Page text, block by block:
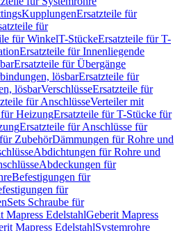
KupplungenErsatzteile für
für
für WinkelT-StückeErsatzteile für T-
Ersatzteile für Innenliegende
Ersatzteile für Übergänge
lösbarErsatzteile für
lösbarVerschlüsseErsatzteile für
für AnschlüsseVerteiler mit
HeizungErsatzteile für T-Stücke für
Ersatzteile für Anschlüsse für
ZubehörDämmungen für Rohre und
Abdichtungen für Rohre und
Abdeckungen für
Befestigungen für
für
Sets Schraube für
Mapress EdelstahlGeberit Mapress
Mapress EdelstahlSystemrohre